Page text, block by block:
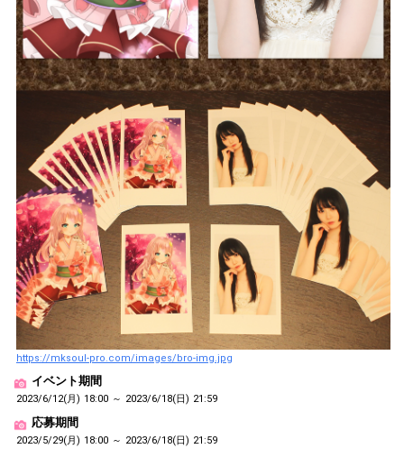
https://mksoul-pro.com/images/bro-img.jpg
イベント期間
2023/6/12(月) 18:00 ～ 2023/6/18(日) 21:59
応募期間
2023/5/29(月) 18:00 ～ 2023/6/18(日) 21:59